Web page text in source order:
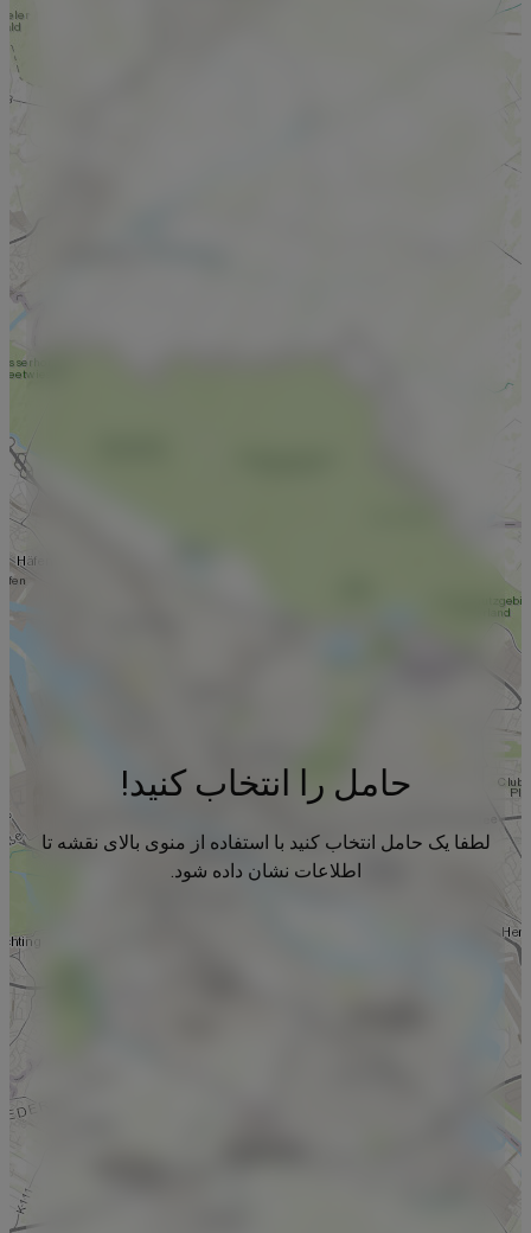
حامل را انتخاب کنید!
لطفا یک حامل انتخاب کنید با استفاده از منوی بالای نقشه تا
اطلاعات نشان داده شود.